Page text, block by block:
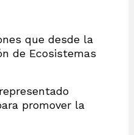
que desde la
de Ecosistemas
promover la